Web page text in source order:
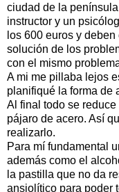
ciudad de la
instructor y un
los 600 euros y
solución de los
con el mismo
A mi me pillaba lejos
planifiqué la forma de
Al final todo se
pájaro de acero. Así
realizarlo.
Para mí fundamental
además como el
la pastilla que no da
ansiolítico para poder